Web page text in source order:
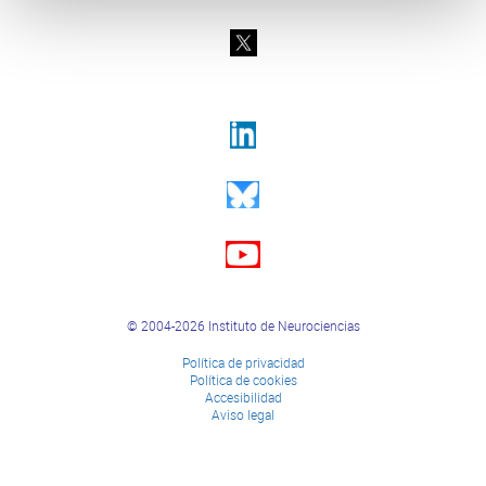
© 2004-2026 Instituto de Neurociencias
Política de privacidad
Política de cookies
Accesibilidad
Aviso legal